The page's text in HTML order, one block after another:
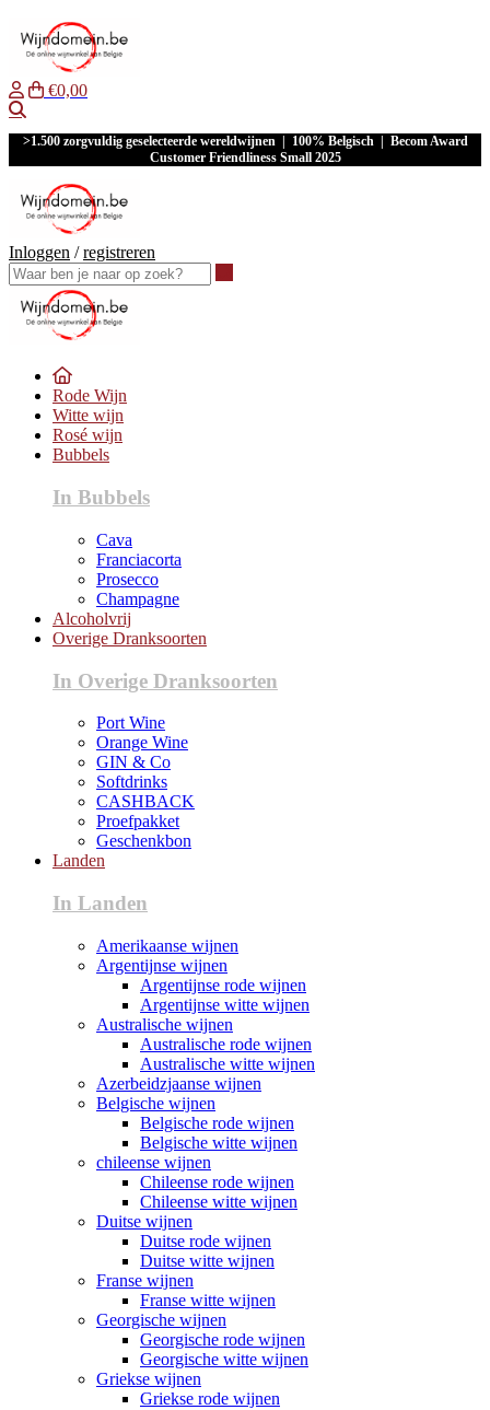
€0,00
>1.500 zorgvuldig geselecteerde wereldwijnen | 100% Belgisch | Becom Award
Customer Friendliness Small 2025
Inloggen /registreren
Rode Wijn
Witte wijn
Rosé wijn
Bubbels
In Bubbels
Cava
Franciacorta
Prosecco
Champagne
Alcoholvrij
Overige Dranksoorten
In Overige Dranksoorten
Port Wine
Orange Wine
GIN & Co
Softdrinks
CASHBACK
Proefpakket
Geschenkbon
Landen
In Landen
Amerikaanse wijnen
Argentijnse wijnen
Argentijnse rode wijnen
Argentijnse witte wijnen
Australische wijnen
Australische rode wijnen
Australische witte wijnen
Azerbeidzjaanse wijnen
Belgische wijnen
Belgische rode wijnen
Belgische witte wijnen
chileense wijnen
Chileense rode wijnen
Chileense witte wijnen
Duitse wijnen
Duitse rode wijnen
Duitse witte wijnen
Franse wijnen
Franse witte wijnen
Georgische wijnen
Georgische rode wijnen
Georgische witte wijnen
Griekse wijnen
Griekse rode wijnen